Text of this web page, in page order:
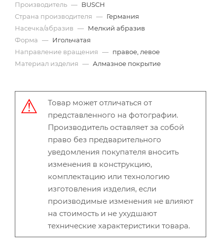
Производитель — BUSCH
Страна производителя — Германия
Насечка/абразив — Мелкий абразив
Форма — Игольчатая
Направление вращения — правое, левое
Материал изделия — Алмазное покрытие
Товар может отличаться от
представленного на фотографии.
Производитель оставляет за собой
право без предварительного
уведомления покупателя вносить
изменения в конструкцию,
комплектацию или технологию
изготовления изделия, если
производимые изменения не влияют
на стоимость и не ухудшают
технические характеристики товара.